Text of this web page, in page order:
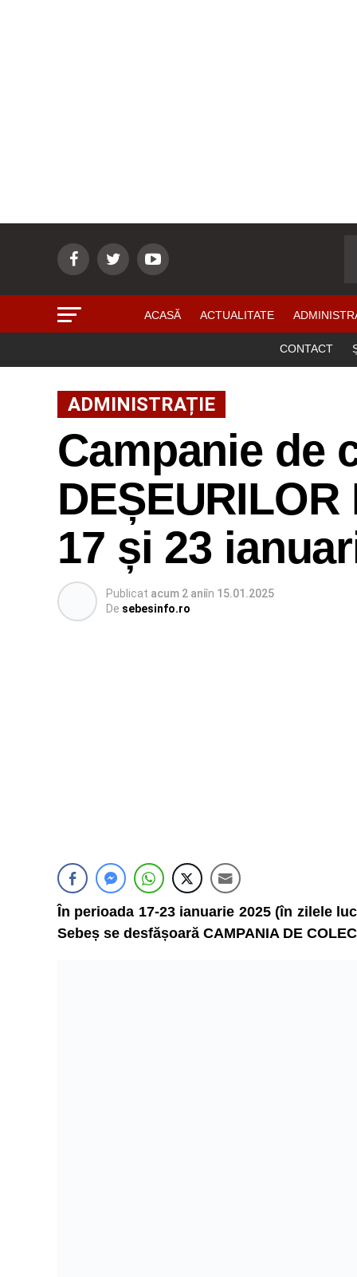
ACASĂ ACTUALITATE
CONTACT
ADMINISTRAȚIE
Campanie de
17 și 23
Publicat acum 2 aniîn 15.01.2025
De sebesinfo.ro
În perioada 17-23 ianuarie 2025 (în zilele
Sebeș se desfășoară CAMPANIA DE